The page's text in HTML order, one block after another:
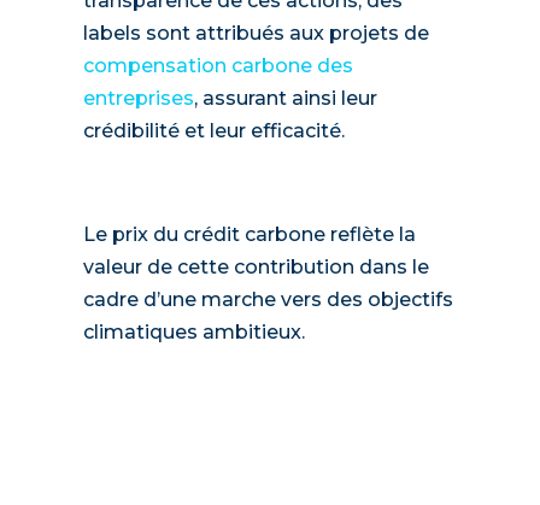
labels sont attribués aux projets de
compensation carbone des
entreprises, assurant ainsi leur
crédibilité et leur efficacité.
Le prix du crédit carbone reflète la
valeur de cette contribution dans le
cadre d’une marche vers des objectifs
climatiques ambitieux.